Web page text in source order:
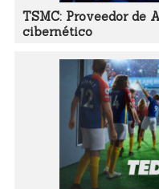
TSMC: Proveedor de
cibernético